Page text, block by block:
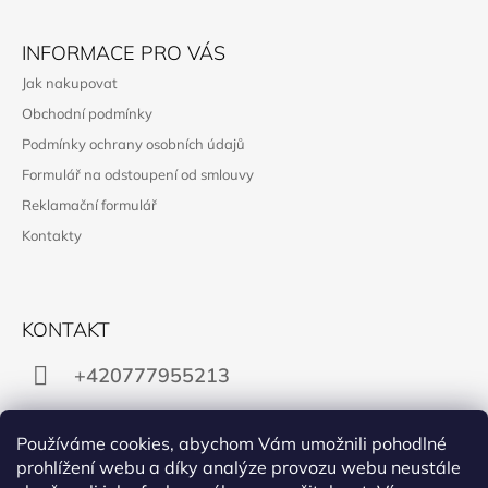
Používáme cookies, abychom Vám umožnili pohodlné
prohlížení webu a díky analýze provozu webu neustále
INFORMACE PRO VÁS
Jak nakupovat
Obchodní podmínky
Podmínky ochrany osobních údajů
Formulář na odstoupení od smlouvy
Reklamační formulář
Kontakty
KONTAKT
+420777955213